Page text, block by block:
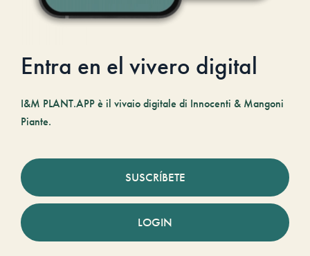
Entra en el vivero digital
I&M PLANT.APP è il vivaio digitale di Innocenti & Mangoni
Piante.
SUSCRÍBETE
LOGIN